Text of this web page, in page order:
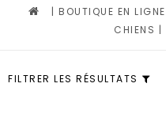
|BOUTIQUE EN LIGNE
CHIENS |
FILTRER LES RÉSULTATS